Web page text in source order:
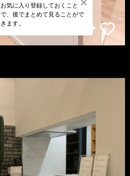
お気に入り登録しておくこと
で、後でまとめて見ることがで
きます。